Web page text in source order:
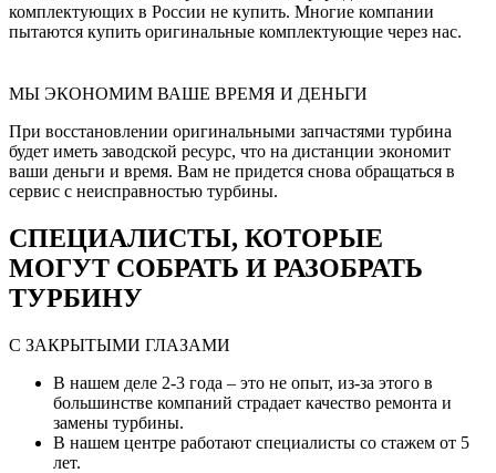
комплектующих в России не купить. Многие компании
пытаются купить оригинальные комплектующие через нас.
МЫ ЭКОНОМИМ ВАШЕ ВРЕМЯ И ДЕНЬГИ
При восстановлении оригинальными запчастями турбина
будет иметь заводской ресурс, что на дистанции экономит
ваши деньги и время. Вам не придется снова обращаться в
сервис с неисправностью турбины.
СПЕЦИАЛИСТЫ, КОТОРЫЕ
МОГУТ СОБРАТЬ И РАЗОБРАТЬ
ТУРБИНУ
С ЗАКРЫТЫМИ ГЛАЗАМИ
В нашем деле 2-3 года – это не опыт, из-за этого в
большинстве компаний страдает качество ремонта и
замены турбины.
В нашем центре работают специалисты со стажем от 5
лет.